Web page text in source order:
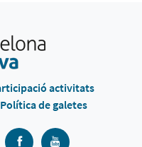
activitats
Política de galetes